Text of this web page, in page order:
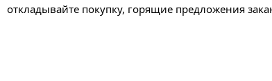
откладывайте покупку, горящие предложения